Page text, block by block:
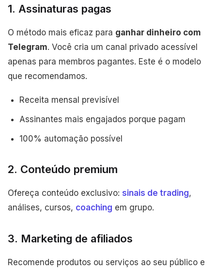
1. Assinaturas pagas
O método mais eficaz para ganhar dinheiro com
Telegram. Você cria um canal privado acessível
apenas para membros pagantes. Este é o modelo
que recomendamos.
Receita mensal previsível
Assinantes mais engajados porque pagam
100% automação possível
2. Conteúdo premium
Ofereça conteúdo exclusivo: sinais de trading,
análises, cursos, coaching em grupo.
3. Marketing de afiliados
Recomende produtos ou serviços ao seu público e